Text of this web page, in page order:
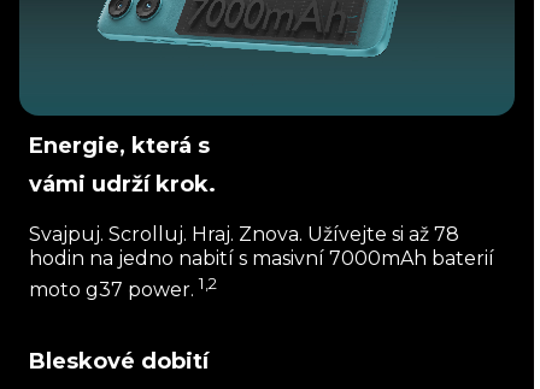
Energie, která s
vámi udrží krok.
Svajpuj. Scrolluj. Hraj. Znova. Užívejte si až 78
hodin na jedno nabití s masivní 7000mAh baterií
moto g37 power. 1,2
Bleskové dobití